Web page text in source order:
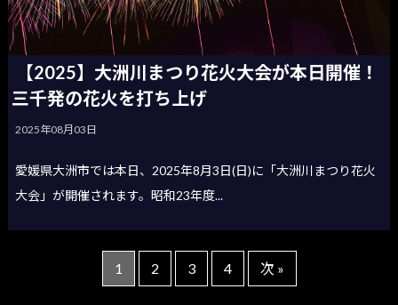
【2025】大洲川まつり花火大会が本日開催！
三千発の花火を打ち上げ
2025年08月03日
愛媛県大洲市では本日、2025年8月3日(日)に「大洲川まつり花火
大会」が開催されます。昭和23年度...
1 2 3 4 次 »